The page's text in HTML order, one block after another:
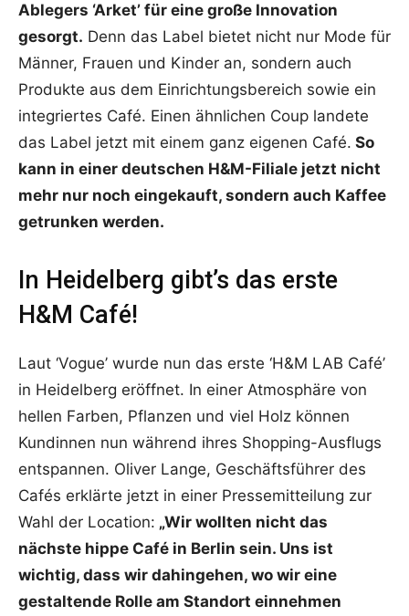
Ablegers ‘Arket’ für eine große Innovation
gesorgt. Denn das Label bietet nicht nur Mode für
Männer, Frauen und Kinder an, sondern auch
Produkte aus dem Einrichtungsbereich sowie ein
integriertes Café. Einen ähnlichen Coup landete
das Label jetzt mit einem ganz eigenen Café. So
kann in einer deutschen H&M-Filiale jetzt nicht
mehr nur noch eingekauft, sondern auch Kaffee
getrunken werden.
In Heidelberg gibt’s das erste
H&M Café!
Laut ‘Vogue’ wurde nun das erste ‘H&M LAB Café’
in Heidelberg eröffnet. In einer Atmosphäre von
hellen Farben, Pflanzen und viel Holz können
Kundinnen nun während ihres Shopping-Ausflugs
entspannen. Oliver Lange, Geschäftsführer des
Cafés erklärte jetzt in einer Pressemitteilung zur
Wahl der Location: „Wir wollten nicht das
nächste hippe Café in Berlin sein. Uns ist
wichtig, dass wir dahingehen, wo wir eine
gestaltende Rolle am Standort einnehmen